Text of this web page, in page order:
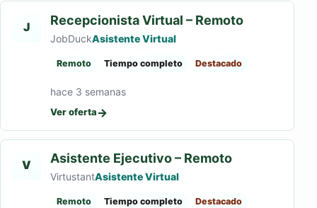
J Recepcionista Virtual – Remoto
JobDuckAsistente Virtual
Remoto Tiempo completo Destacado
hace 3 semanas
Ver oferta→
V Asistente Ejecutivo – Remoto
VirtustantAsistente Virtual
Remoto Tiempo completo Destacado